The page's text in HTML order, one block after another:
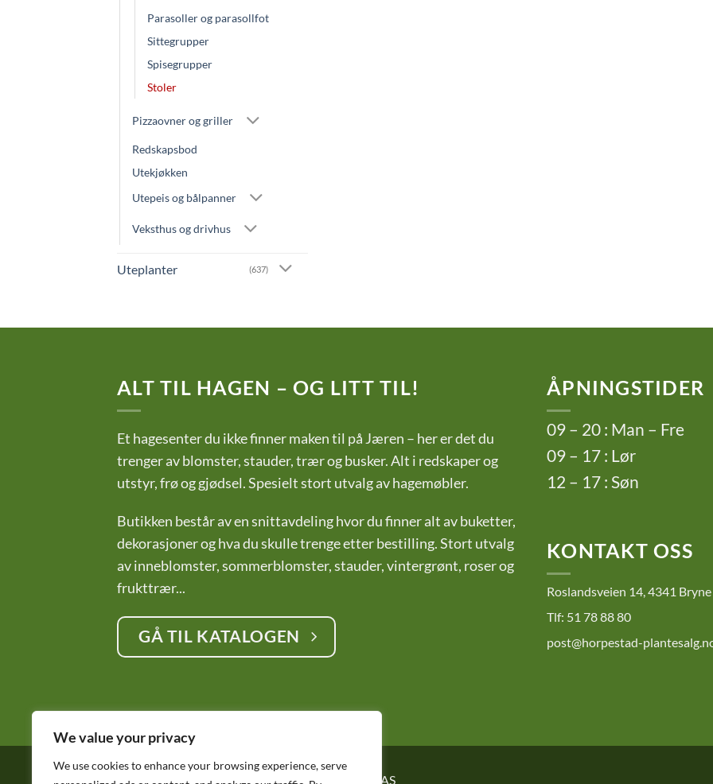
We value your privacy
We use cookies to enhance your browsing experience, serve
Parasoller og parasollfot
Sittegrupper
Spisegrupper
Stoler
Pizzaovner og griller
Redskapsbod
Utekjøkken
Utepeis og bålpanner
Veksthus og drivhus
Uteplanter (637)
ALT TIL HAGEN – OG LITT TIL!
Et hagesenter du ikke finner maken til på Jæren – her er det du
trenger av blomster, stauder, trær og busker. Alt i redskaper og
utstyr, frø og gjødsel. Spesielt stort utvalg av hagemøbler.
Butikken består av en snittavdeling hvor du finner alt av buketter,
dekorasjoner og hva du skulle trenge etter bestilling. Stort utvalg
av inneblomster, sommerblomster, stauder, vintergrønt, roser og
frukttrær...
GÅ TIL KATALOGEN
ÅPNINGSTIDER
09 – 20 : Man – Fre
09 – 17 : Lør
12 – 17 : Søn
KONTAKT OSS
Roslandsveien 14, 4341 Bryne
Tlf: 51 78 88 80
post@horpestad-
Copyright © 2015 – 2026Horpestad Plantesalg AS